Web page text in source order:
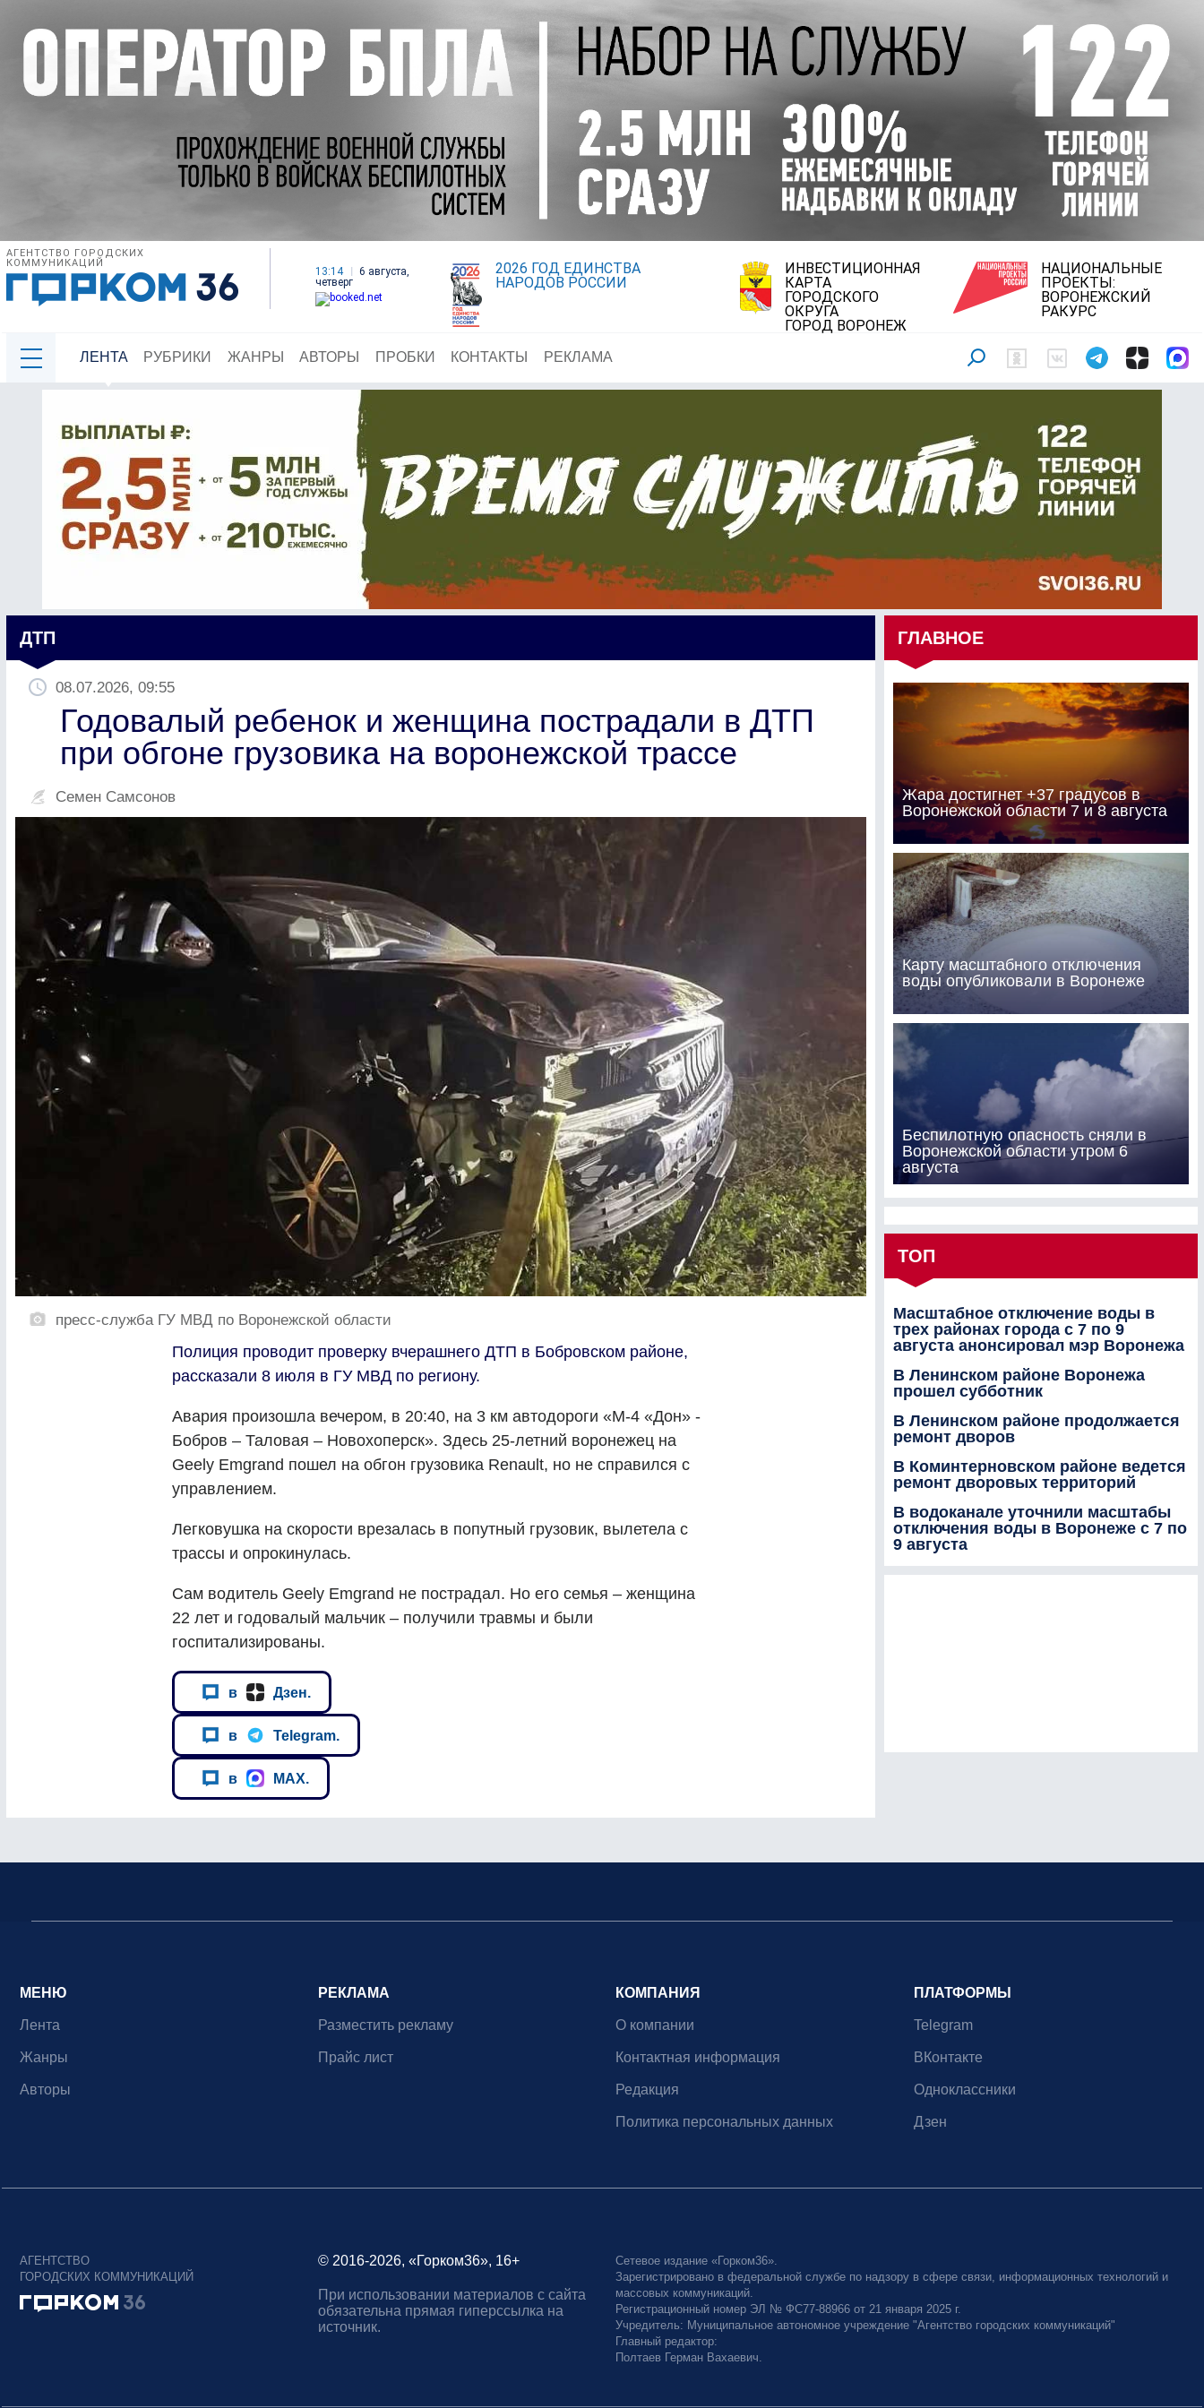
АГЕНТСТВО ГОРОДСКИХ
КОММУНИКАЦИЙ
13:14
6 августа,
четверг
2026 ГОД ЕДИНСТВА
НАРОДОВ РОССИИ
ИНВЕСТИЦИОННАЯ
КАРТА
ГОРОДСКОГО
ОКРУГА
ГОРОД ВОРОНЕЖ
НАЦИОНАЛЬНЫЕ
ПРОЕКТЫ:
ВОРОНЕЖСКИЙ
РАКУРС
ЛЕНТА РУБРИКИ ЖАНРЫ АВТОРЫ ПРОБКИ КОНТАКТЫ РЕКЛАМА
ДТП
08.07.2026, 09:55
Годовалый ребенок и женщина пострадали в ДТП
при обгоне грузовика на воронежской трассе
Семен Самсонов
пресс-служба ГУ МВД по Воронежской области
Полиция проводит проверку вчерашнего ДТП в Бобровском районе,
рассказали 8 июля в ГУ МВД по региону.
Авария произошла вечером, в 20:40, на 3 км автодороги «М-4 «Дон» -
Бобров – Таловая – Новохоперск». Здесь 25-летний воронежец на
Geely Emgrand пошел на обгон грузовика Renault, но не справился с
управлением.
Легковушка на скорости врезалась в попутный грузовик, вылетела с
трассы и опрокинулась.
Сам водитель Geely Emgrand не пострадал. Но его семья – женщина
22 лет и годовалый мальчик – получили травмы и были
госпитализированы.
в Дзен.
в Telegram.
в MAX.
ГЛАВНОЕ
Жара достигнет +37 градусов в
Воронежской области 7 и 8 августа
Карту масштабного отключения
воды опубликовали в Воронеже
Беспилотную опасность сняли в
Воронежской области утром 6
августа
ТОП
Масштабное отключение воды в
трех районах города с 7 по 9
августа анонсировал мэр Воронежа
В Ленинском районе Воронежа
прошел субботник
В Ленинском районе продолжается
ремонт дворов
В Коминтерновском районе ведется
ремонт дворовых территорий
В водоканале уточнили масштабы
отключения воды в Воронеже с 7 по
9 августа
МЕНЮ
Лента
Жанры
Авторы
РЕКЛАМА
Разместить рекламу
Прайс лист
КОМПАНИЯ
О компании
Контактная информация
Редакция
Политика персональных данных
ПЛАТФОРМЫ
Telegram
ВКонтакте
Одноклассники
Дзен
АГЕНТСТВО
ГОРОДСКИХ КОММУНИКАЦИЙ
© 2016-2026, «Горком36», 16+
При использовании материалов с сайта
обязательна прямая гиперссылка на
источник.
Сетевое издание «Горком36».
Зарегистрировано в федеральной службе по надзору в сфере связи, информационных технологий и
массовых коммуникаций.
Регистрационный номер ЭЛ № ФС77-88966 от 21 января 2025 г.
Учредитель: Муниципальное автономное учреждение "Агентство городских коммуникаций"
Главный редактор:
Полтаев Герман Вахаевич.